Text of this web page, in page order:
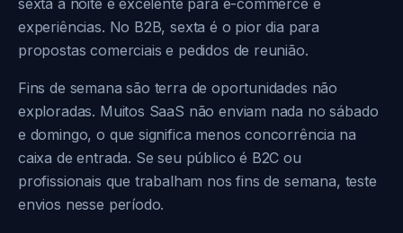
sexta à noite é excelente para e-commerce e
experiências. No B2B, sexta é o pior dia para
propostas comerciais e pedidos de reunião.
Fins de semana são terra de oportunidades não
exploradas. Muitos SaaS não enviam nada no sábado
e domingo, o que significa menos concorrência na
caixa de entrada. Se seu público é B2C ou
profissionais que trabalham nos fins de semana, teste
envios nesse período.